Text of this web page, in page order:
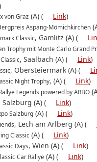
von Graz (A) ( Link)
Aspang-Mömichkirchen
Classic, Gamlitz (A) (
Trophy mit Monte Carlo Grand
, Saalbach (A) ( Link)
, Obersteiermark (A) (
Night Trophy, (A) ( Link)
Legends powered by ARBÖ
Salzburg (A) ( Link)
Salzburg (A) ( Link)
, Lech am Arlberg (A) (
Classic (A) ( Link)
Days, Wien (A) ( Link)
Car Rallye (A) ( Link)